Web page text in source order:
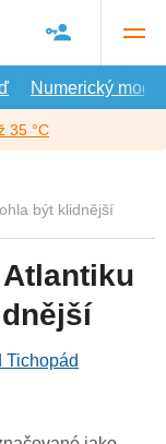
Numerický model
35 °C
být klidnější
Tichopád